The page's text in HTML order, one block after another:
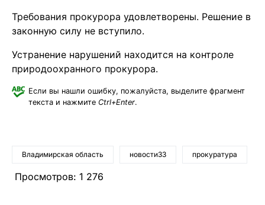
Требования прокурора удовлетворены. Решение в
законную силу не вступило.
Устранение нарушений находится на контроле
природоохранного прокурора.
Если вы нашли ошибку, пожалуйста, выделите фрагмент
текста и нажмите Ctrl+Enter.
Владимирская область новости33 прокуратура
Просмотров: 1 276